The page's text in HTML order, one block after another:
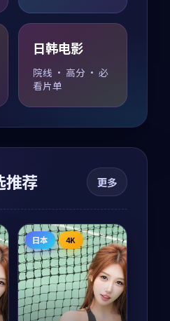
日韩电影
院线 · 高分 · 必
看片单
推荐 更多
日本 4K